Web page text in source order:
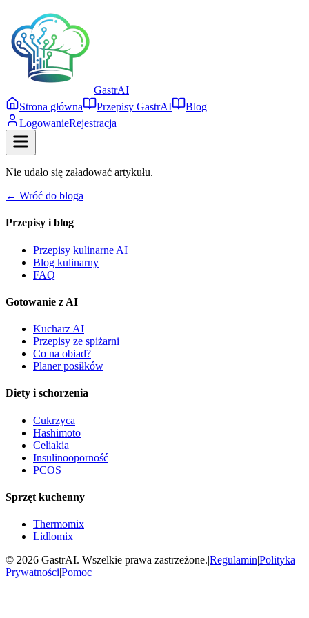
GastrAI
Strona główna
Przepisy GastrAI
Blog
LogowanieRejestracja
Nie udało się załadować artykułu.
← Wróć do bloga
Przepisy i blog
Przepisy kulinarne AI
Blog kulinarny
FAQ
Gotowanie z AI
Kucharz AI
Przepisy ze spiżarni
Co na obiad?
Planer posiłków
Diety i schorzenia
Cukrzyca
Hashimoto
Celiakia
Insulinooporność
PCOS
Sprzęt kuchenny
Thermomix
Lidlomix
© 2026 GastrAI. Wszelkie prawa zastrzeżone.|Regulamin|Polityka
Prywatności|Pomoc